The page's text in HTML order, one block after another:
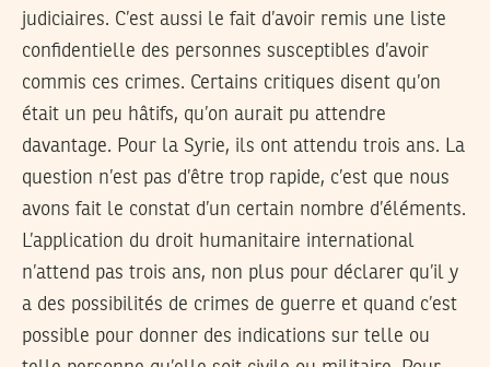
judiciaires. C’est aussi le fait d’avoir remis une liste
confidentielle des personnes susceptibles d’avoir
commis ces crimes. Certains critiques disent qu’on
était un peu hâtifs, qu’on aurait pu attendre
davantage. Pour la Syrie, ils ont attendu trois ans. La
question n’est pas d’être trop rapide, c’est que nous
avons fait le constat d’un certain nombre d’éléments.
L’application du droit humanitaire international
n’attend pas trois ans, non plus pour déclarer qu’il y
a des possibilités de crimes de guerre et quand c’est
possible pour donner des indications sur telle ou